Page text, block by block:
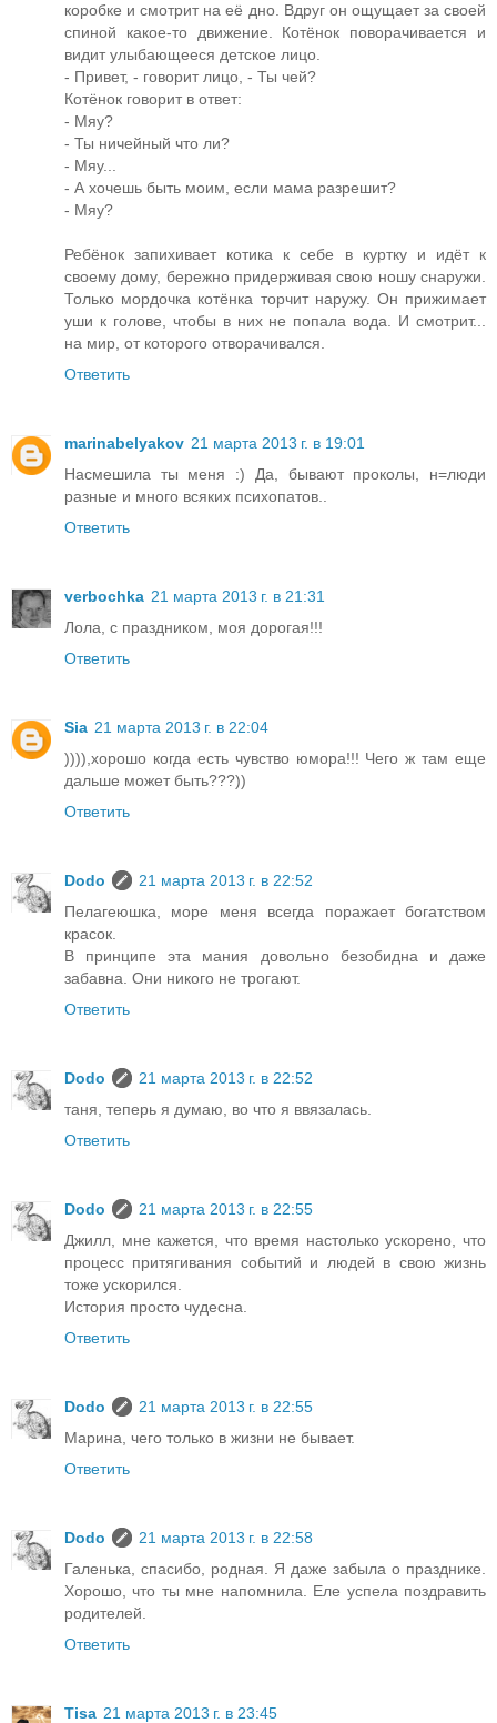
коробке и смотрит на её дно. Вдруг он ощущает за своей
спиной какое-то движение. Котёнок поворачивается и
видит улыбающееся детское лицо.
- Привет, - говорит лицо, - Ты чей?
Котёнок говорит в ответ:
- Мяу?
- Ты ничейный что ли?
- Мяу...
- А хочешь быть моим, если мама разрешит?
- Мяу?
Ребёнок запихивает котика к себе в куртку и идёт к
своему дому, бережно придерживая свою ношу снаружи.
Только мордочка котёнка торчит наружу. Он прижимает
уши к голове, чтобы в них не попала вода. И смотрит...
на мир, от которого отворачивался.
Ответить
marinabelyakov 21 марта 2013 г. в 19:01
Насмешила ты меня :) Да, бывают проколы, н=люди
разные и много всяких психопатов..
Ответить
verbochka 21 марта 2013 г. в 21:31
Лола, с праздником, моя дорогая!!!
Ответить
Sia 21 марта 2013 г. в 22:04
)))),хорошо когда есть чувство юмора!!! Чего ж там еще
дальше может быть???))
Ответить
Dodo
21 марта 2013 г. в 22:52
Пелагеюшка, море меня всегда поражает богатством
красок.
В принципе эта мания довольно безобидна и даже
забавна. Они никого не трогают.
Ответить
Dodo
21 марта 2013 г. в 22:52
таня, теперь я думаю, во что я ввязалась.
Ответить
Dodo
21 марта 2013 г. в 22:55
Джилл, мне кажется, что время настолько ускорено, что
процесс притягивания событий и людей в свою жизнь
тоже ускорился.
История просто чудесна.
Ответить
Dodo
21 марта 2013 г. в 22:55
Марина, чего только в жизни не бывает.
Ответить
Dodo
21 марта 2013 г. в 22:58
Галенька, спасибо, родная. Я даже забыла о празднике.
Хорошо, что ты мне напомнила. Еле успела поздравить
родителей.
Ответить
Tisa 21 марта 2013 г. в 23:45